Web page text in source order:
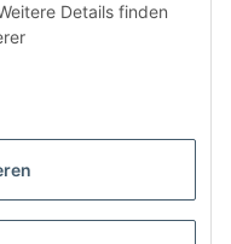
Details finden
zzgl.